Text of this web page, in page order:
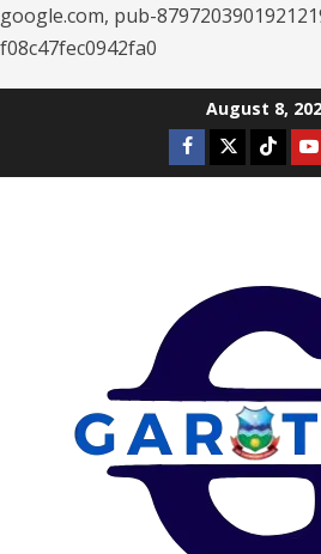
google.com, pub-
f08c47fec0942fa0
August 8,
Facebook
TwitterTiktok